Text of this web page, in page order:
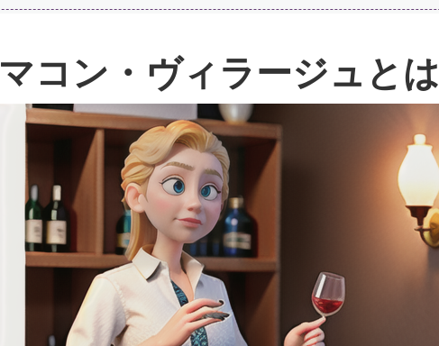
マコン・ヴィラージュとは